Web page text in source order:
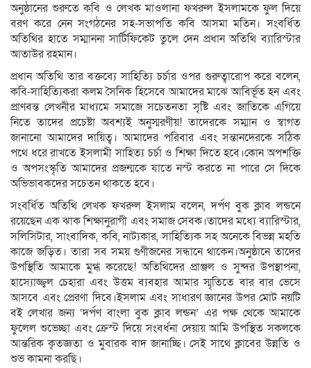
অনুষ্ঠানের শুরুতে কবি ও লেখক মাওলানা ফখরুল ইসলামকে ফুল দিয়ে
বরণ করে নেন সংগঠনের সহ-সভাপতি কবি আসমা মতিন। সংবর্ধিত
অতিথির হাতে সম্মাননা সার্টিফিকেট তুলে দেন প্রধান অতিথি ব্যারিস্টার
আতাউর রহমান।
প্রধান অতিথি তার বক্তব্যে সাহিত্যি চর্চার ওপর গুরুত্বারোপ করে বলেন,
কবি-সাহিত্যিকরা কলম সৈনিক হিসেবে আমাদের মাঝে আবির্ভূত হন এবং
প্রাণবন্ত লেখনীর মাধ্যমে সমাজে সচেতনতা সৃষ্টি এবং জাতিকে এগিয়ে
নিতে তাদের প্রচেষ্টা অবশ্যই অনুস্মরণীয়! তাদেরকে সম্মান ও স্বাগত
জানানো আমাদের দায়িত্ব। আমাদের পরিবার এবং সন্তানদেরকে সঠিক
পথে ধরে রাখতে ইসলামী সাহিত্য চর্চা ও শিক্ষা দিতে হবে।কোন অপশক্তি
ও অপসংস্কৃতি আমাদের প্রজন্মকে যাতে নস্ট করতে না পারে সে দিকে
অভিভাবকদের সচেতন থাকতে হবে।
সংবর্ধিত অতিথি লেখক ফখরুল ইসলাম বলেন, দর্পণ বুক ক্লাব লন্ডনে
রয়েছেন এক ঝাক শিক্ষানুরাগী এবং সমাজ সেবক।তাদের মধ্যে ব্যারিস্টার,
সলিসিটার, সাংবাদিক, কবি, নাট্যকার, সাহিত্যিক সহ অনেকে বিভন্ন মহতি
কাজে জড়িত। তারা সব সময় গুণীজনের সন্ধানে থাকেন।অনুষ্ঠানে তাদের
উপস্থিতি আমাকে মুগ্ধ করেছে! অতিথিদের প্রাঞ্জল ও সুন্দর উপস্থাপনা,
হাস্যোজ্জ্বল চেহারা এবং উত্তম ব্যবহার আমার স্মৃতিতে বার বার ভেসে
আসবে এবং প্রেরণা দিবে।ইসলাম এবং সাধারণ জ্ঞানের উপর মোট নয়টি
বই লেখার জন্য ‘দর্পণ বাংলা বুক ক্লাব লন্ডন’ এর পক্ষ থেকে আমাকে
ফুলেল শুভেচ্ছা এবং ক্রেস্ট দিয়ে সংবর্ধনা দেয়ায় আমি উপস্থিত সকলকে
আন্তরিক কৃতজ্ঞতা ও মুবারক বাদ জানাচ্ছি। সেই সাথে ক্লাবের উন্নতি ও
শুভ কামনা করছি।